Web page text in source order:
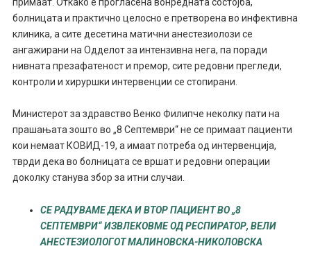
болницата и практично целосно е претворена во инфективна
клиника, а сите десетина матични анестезиолози се
ангажирани на Одделот за интензивна нега, па поради
нивната презафатеност и премор, сите редовни прегледи,
контроли и хируршки интервенции се стопирани.
Министерот за здравство Венко Филипче неколку пати на
прашањата зошто во „8 Септември“ не се примаат пациенти
кои немаат КОВИД-19, а имаат потреба од интервенција,
тврди дека во болницата се вршат и редовни операции
доколку станува збор за итни случаи.
СЕ РАДУВАМЕ ДЕКА И ВТОР ПАЦИЕНТ ВО „8
СЕПТЕМВРИ“ ИЗВЛЕКОВМЕ ОД РЕСПИРАТОР, ВЕЛИ
АНЕСТЕЗИОЛОГОТ МАЛИНОВСКА-НИКОЛОВСКА